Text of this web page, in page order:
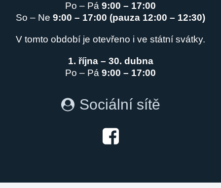
Po – Pá 9:00 – 17:00
So – Ne 9:00 – 17:00 (pauza 12:00 – 12:30)
V tomto období je otevřeno i ve státní svátky.
1. října – 30. dubna
Po – Pá 9:00 – 17:00
Sociální sítě